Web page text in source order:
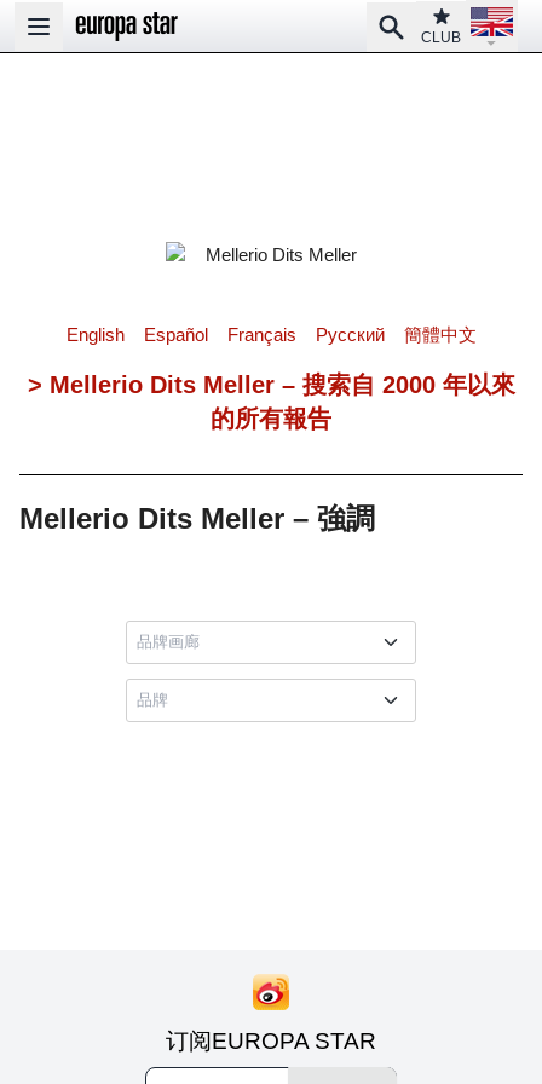
Open main menu
SearchClub
CLUB
Open
English Español Français Pусский 簡體中文
> Mellerio Dits Meller – 搜索自 2000 年以來
的所有報告
Mellerio Dits Meller – 強調
订阅EUROPA STAR